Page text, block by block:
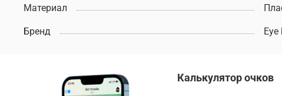
Материал
Бренд
Калькулятор очков